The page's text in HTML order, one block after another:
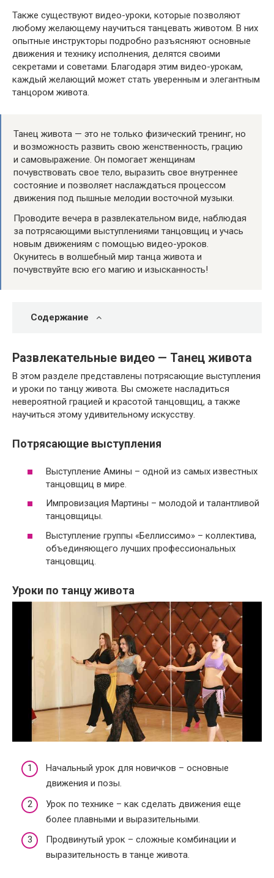
Также существуют видео-уроки, которые позволяют
любому желающему научиться танцевать животом. В них
опытные инструкторы подробно разъясняют основные
движения и технику исполнения, делятся своими
секретами и советами. Благодаря этим видео-урокам,
каждый желающий может стать уверенным и элегантным
танцором живота.
Танец живота — это не только физический тренинг, но
и возможность развить свою женственность, грацию
и самовыражение. Он помогает женщинам
почувствовать свое тело, выразить свое внутреннее
состояние и позволяет наслаждаться процессом
движения под пышные мелодии восточной музыки.
Проводите вечера в развлекательном виде, наблюдая
за потрясающими выступлениями танцовщиц и учась
новым движениям с помощью видео-уроков.
Окунитесь в волшебный мир танца живота и
почувствуйте всю его магию и изысканность!
Содержание
Развлекательные видео — Танец живота
В этом разделе представлены потрясающие выступления
и уроки по танцу живота. Вы сможете насладиться
невероятной грацией и красотой танцовщиц, а также
научиться этому удивительному искусству.
Потрясающие выступления
Выступление Амины – одной из самых известных
танцовщиц в мире.
Импровизация Мартины – молодой и талантливой
танцовщицы.
Выступление группы «Беллиссимо» – коллектива,
объединяющего лучших профессиональных
танцовщиц.
Уроки по танцу живота
Начальный урок для новичков – основные
движения и позы.
Урок по технике – как сделать движения еще
более плавными и выразительными.
Продвинутый урок – сложные комбинации и
выразительность в танце живота.